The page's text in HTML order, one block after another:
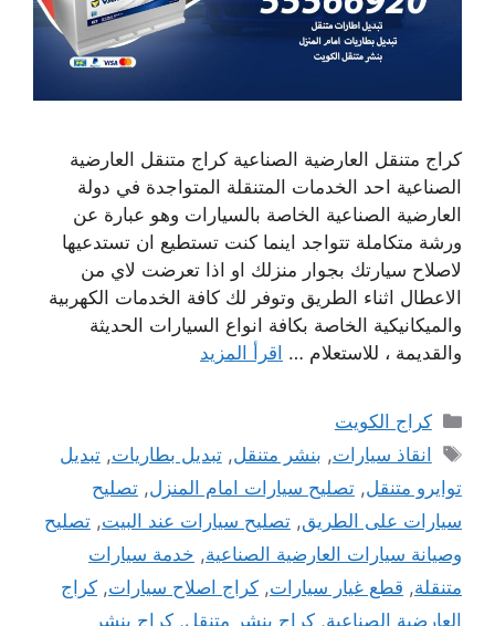
كراج متنقل العارضية الصناعية كراج متنقل العارضية
الصناعية احد الخدمات المتنقلة المتواجدة في دولة
العارضية الصناعية الخاصة بالسيارات وهو عبارة عن
ورشة متكاملة تتواجد اينما كنت تستطيع ان تستدعيها
لاصلاح سيارتك بجوار منزلك او اذا تعرضت لاي من
الاعطال اثناء الطريق وتوفر لك كافة الخدمات الكهربية
والميكانيكية الخاصة بكافة انواع السيارات الحديثة
والقديمة ، للاستعلام … اقرأ المزيد
التصنيفات
كراج الكويت
الوسوم
انقاذ سيارات, بنشر متنقل,تبديل بطاريات,تبديل
توايرو متنقل, تصليح سيارات امام المنزل, تصليح
سيارات على الطريق, تصليح سيارات عند البيت, تصليح
وصيانة سيارات العارضية الصناعية, خدمة سيارات
متنقلة, قطع غيار سيارات, كراج اصلاح سيارات, كراج
العارضية الصناعية, كراج بنشر متنقل, كراج بنشر